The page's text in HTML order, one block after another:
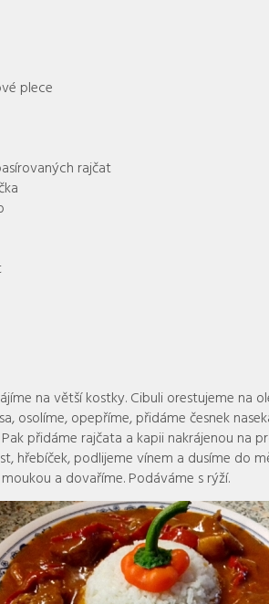
plece
rajčat
na větší kostky. Cibuli orestujeme na
osolíme, opepříme, přidáme česnek
přidáme rajčata a kapii nakrájenou na
hřebíček, podlijeme vínem a dusíme do
a dovaříme. Podáváme s rýží.